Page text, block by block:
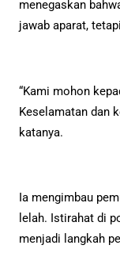
menegaskan
jawab aparat,
“Kami mohon
Keselamatan dan
katanya.
Ia mengimbau
lelah. Istirahat di
menjadi langkah